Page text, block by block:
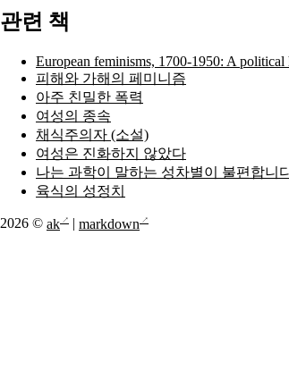
관련 책
European feminisms, 1700-1950: A political
피해와 가해의 페미니즘
아주 친밀한 폭력
여성의 종속
채식주의자 (소설)
여성은 진화하지 않았다
나는 과학이 말하는 성차별이 불편합니
육식의 성정치
2026 © ak markdown